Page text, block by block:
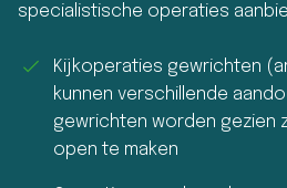
specialistische operaties
Kijkoperaties gewrichten
kunnen verschillende
gewrichten worden gezien
open te maken